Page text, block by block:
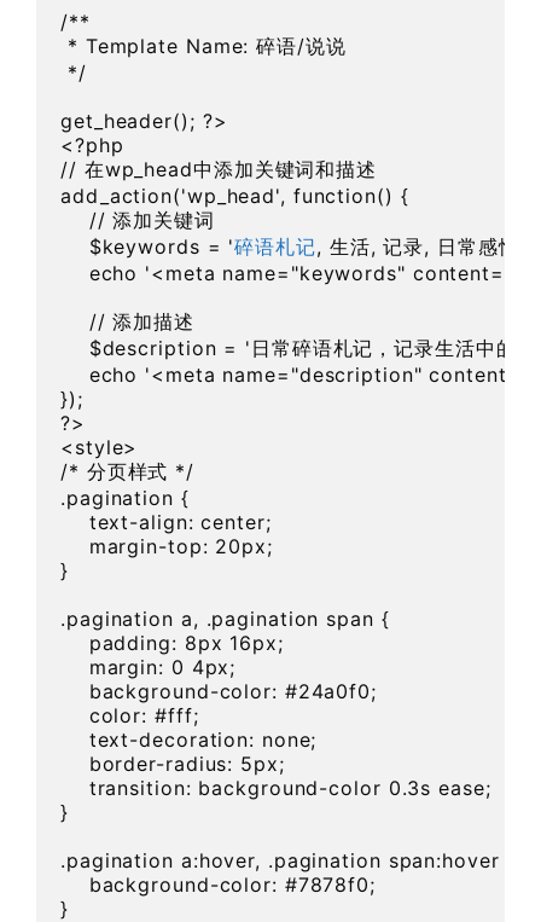
/**
* Template Name: 碎语/说说
*/
get_header(); ?>
<?php
// 在wp_head中添加关键词和描述
add_action('wp_head', function() {
    // 添加关键词
    $keywords = '
碎语札记, 生活, 记录, 日常感悟,
echo '<meta name="keywords" content="' .
    // 添加描述
$description = '日常碎语札记，记录生活中
echo '<meta name="description" content="'
});
?>
<style>
/* 分页样式 */
.pagination {
    text-align: center;
    margin-top: 20px;
}
.pagination a, .pagination span {
    padding: 8px 16px;
    margin: 0 4px;
    background-color: #24a0f0;
    color: #fff;
    text-decoration: none;
    border-radius: 5px;
    transition: background-color 0.3s ease;
}
.pagination a:hover, .pagination span:hover {
    background-color: #7878f0;
}